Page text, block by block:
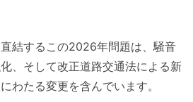
結するこの2026年問題は、騒音
、そして改正道路交通法による新
わたる変更を含んでいます。